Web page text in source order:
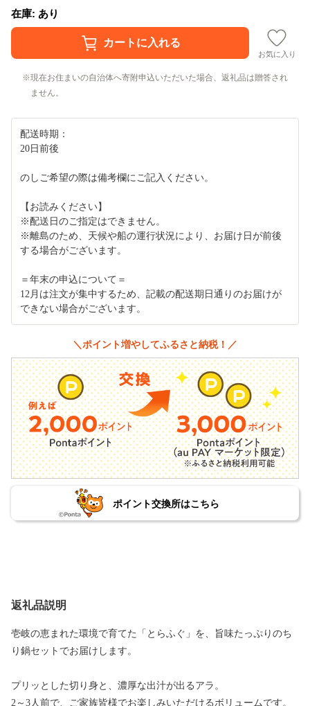
在庫: あり
お気に入り
現在お住まいの自治体へ寄附申込いただいた場合、返礼品は贈答され
ません。
配送時期：
20日前後
のしご希望の際は備考欄にご記入ください。
【お読みください】
※配送日のご指定はできません。
※離島のため、天候や船の運行状況により、お届け日が前後
する場合がございます。
＝年末の申込について＝
12月は注文が集中するため、記載の配送期日通りのお届けが
できない場合がございます。
＼ポイント増やしてふるさと納税！／
ポイント交換所はこちら
返礼品説明
壱岐の恵まれた環境で育てた「とらふぐ」を、旨味たっぷりのち
り鍋セットでお届けします。
プリッとした切り身と、濃厚な出汁が出るアラ。
2～3人前で、ご家族皆様でお楽しみいただけるボリュームです。